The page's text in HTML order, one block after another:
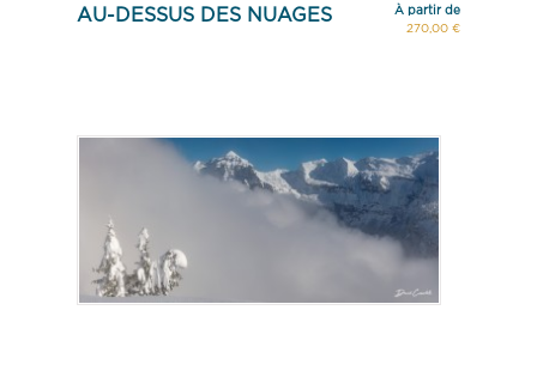
AU-DESSUS DES NUAGES
À partir de
270,00 €